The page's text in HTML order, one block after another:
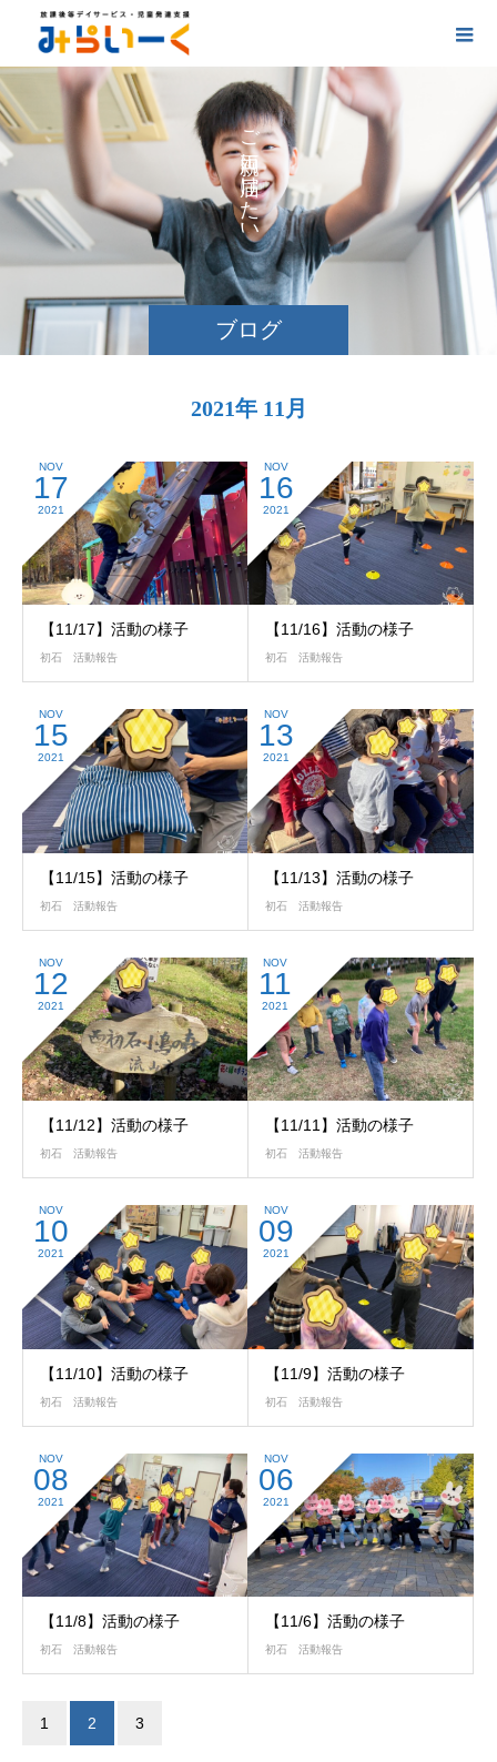
ブログ
ご
に
け
た
い
お
の
2021年 11月
NOV
17
2021
【11/17】活動の様子
初石 活動報告
NOV
16
2021
【11/16】活動の様子
初石 活動報告
NOV
15
2021
【11/15】活動の様子
初石 活動報告
NOV
13
2021
【11/13】活動の様子
初石 活動報告
NOV
12
2021
【11/12】活動の様子
初石 活動報告
NOV
11
2021
【11/11】活動の様子
初石 活動報告
NOV
10
2021
【11/10】活動の様子
初石 活動報告
NOV
09
2021
【11/9】活動の様子
初石 活動報告
NOV
08
2021
【11/8】活動の様子
初石 活動報告
NOV
06
2021
【11/6】活動の様子
初石 活動報告
1 2 3